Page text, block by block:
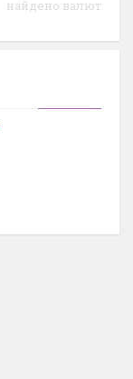
найдено валют